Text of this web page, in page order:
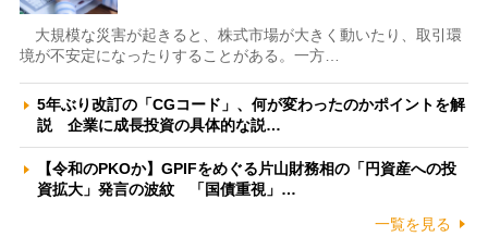
大規模な災害が起きると、株式市場が大きく動いたり、取引環
境が不安定になったりすることがある。一方…
5年ぶり改訂の「CGコード」、何が変わったのかポイントを解
説 企業に成長投資の具体的な説…
【令和のPKOか】GPIFをめぐる片山財務相の「円資産への投
資拡大」発言の波紋 「国債重視」…
一覧を見る